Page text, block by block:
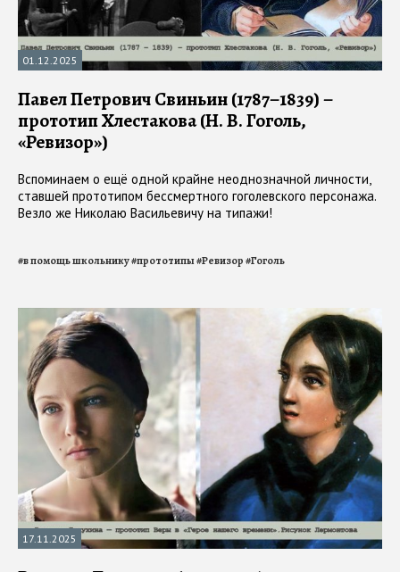
01.12.2025
Павел Петрович Свиньин (1787–1839) –
прототип Хлестакова (Н. В. Гоголь,
«Ревизор»)
Вспоминаем о ещё одной крайне неоднозначной личности,
ставшей прототипом бессмертного гоголевского персонажа.
Везло же Николаю Васильевичу на типажи!
#в помощь школьнику#прототипы#Ревизор#Гоголь
17.11.2025